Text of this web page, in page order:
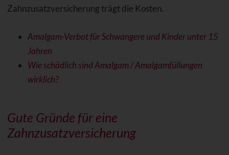
Zahnzusatzversicherung trägt die Kosten.
Amalgam-Verbot für Schwangere und Kinder unter 15
Jahren
Wie schädlich sind Amalgam / Amalgamfüllungen
wirklich?
Gute Gründe für eine
Zahnzusatzversicherung